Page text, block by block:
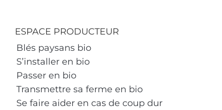
ESPACE PRODUCTEUR
Blés paysans bio
S’installer en bio
Passer en bio
Transmettre sa ferme en bio
Se faire aider en cas de coup dur